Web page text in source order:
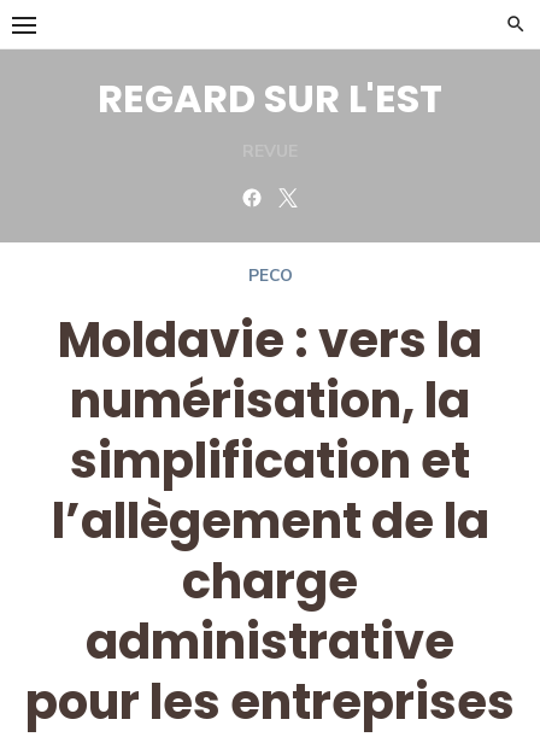
Skip
to
REGARD SUR L'EST
Facebook
PECO
Moldavie : vers la
numérisation, la
simplification et
l’allègement de la
charge
administrative
pour les entreprises